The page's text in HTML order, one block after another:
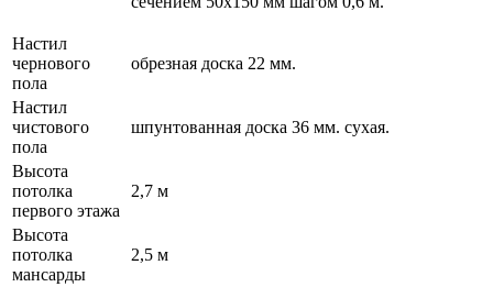
Настил
чернового
пола
обрезная доска 22 мм.
Настил
чистового
пола
шпунтованная доска 36 мм. сухая.
Высота
потолка
первого этажа
2,7 м
Высота
потолка
мансарды
2,5 м